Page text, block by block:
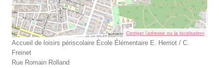
Corriger l’adresse ou la localisation
Accueil de loisirs périscolaire École Élémentaire E. Herriot / C.
Freinet
Rue Romain Rolland